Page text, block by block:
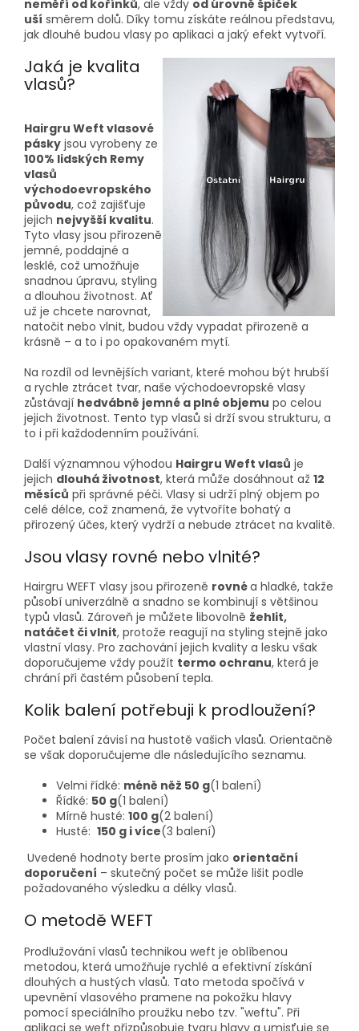
neměří od kořínků, ale vždy od úrovně špiček
uší směrem dolů. Díky tomu získáte reálnou představu,
jak dlouhé budou vlasy po aplikaci a jaký efekt vytvoří.
Jaká je kvalita
vlasů?
Hairgru Weft vlasové
pásky jsou vyrobeny ze
100% lidských Remy
vlasů
východoevropského
původu, což zajišťuje
jejich nejvyšší kvalitu.
Tyto vlasy jsou přirozeně
jemné, poddajné a
lesklé, což umožňuje
snadnou úpravu, styling
a dlouhou životnost. Ať
už je chcete narovnat,
natočit nebo vlnit, budou vždy vypadat přirozeně a
krásně – a to i po opakovaném mytí.
Na rozdíl od levnějších variant, které mohou být hrubší
a rychle ztrácet tvar, naše východoevropské vlasy
zůstávají hedvábně jemné a plné objemu po celou
jejich životnost. Tento typ vlasů si drží svou strukturu, a
to i při každodenním používání.
Další významnou výhodou Hairgru Weft vlasů je
jejich dlouhá životnost, která může dosáhnout až 12
měsíců při správné péči. Vlasy si udrží plný objem po
celé délce, což znamená, že vytvoříte bohatý a
přirozený účes, který vydrží a nebude ztrácet na kvalitě.
Jsou vlasy rovné nebo vlnité?
Hairgru WEFT vlasy jsou přirozeně rovnéa hladké, takže
působí univerzálně a snadno se kombinují s většinou
typů vlasů. Zároveň je můžete libovolně žehlit,
natáčet či vlnit, protože reagují na styling stejně jako
vlastní vlasy. Pro zachování jejich kvality a lesku však
doporučujeme vždy použít termo ochranu, která je
chrání při častém působení tepla.
Kolik balení potřebuji k prodloužení?
Počet balení závisí na hustotě vašich vlasů. Orientačně
se však doporučujeme dle následujícího seznamu.
Velmi řídké: méně něž 50 g(1 balení)
Řídké: 50 g(1 balení)
Mírně husté: 100 g(2 balení)
Husté: 150 g i více(3 balení)
Uvedené hodnoty berte prosím jako orientační
doporučení – skutečný počet se může lišit podle
požadovaného výsledku a délky vlasů.
O metodě WEFT
Prodlužování vlasů technikou weft je oblíbenou
metodou, která umožňuje rychlé a efektivní získání
dlouhých a hustých vlasů. Tato metoda spočívá v
upevnění vlasového pramene na pokožku hlavy
pomocí speciálního proužku nebo tzv. "weftu". Při
aplikaci se weft přizpůsobuje tvaru hlavy a umisťuje se